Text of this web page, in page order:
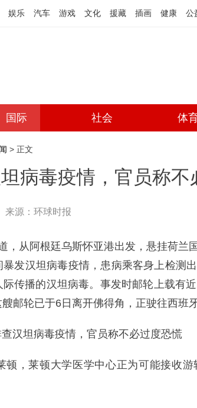
娱乐 汽车 游戏 文化 援藏 插画 健康 公
国际 社会 体
> 正文
病毒疫情，官员称不
来源： 环球时报
，从阿根廷乌斯怀亚港出发，悬挂荷兰
暴发汉坦病毒疫情，患病乘客身上检测
传播的汉坦病毒。事发时邮轮上载有
邮轮已于6日离开佛得角，正驶往西班
顿，莱顿大学医学中心正为可能接收游